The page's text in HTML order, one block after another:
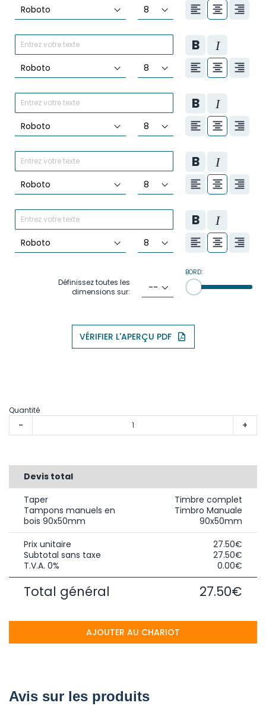
Définissez toutes les
dimensions sur:
BORD:
VÉRIFIER L'APERÇU PDF
Avis sur les produits
Quantité
- +
Devis total
Taper
Timbre complet
Tampons manuels en
bois 90x50mm
Timbro Manuale
90x50mm
Prix unitaire
27.50€
Subtotal sans taxe
27.50€
T.V.A. 0%
0.00€
Total général 27.50€
AJOUTER AU CHARIOT